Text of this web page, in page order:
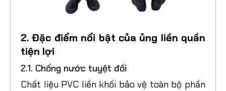
2. Đặc điểm nổi bật của ủng liền quần
tiện lợi
2.1. Chống nước tuyệt đối
Chất liệu PVC liền khối bảo vệ toàn bộ phần